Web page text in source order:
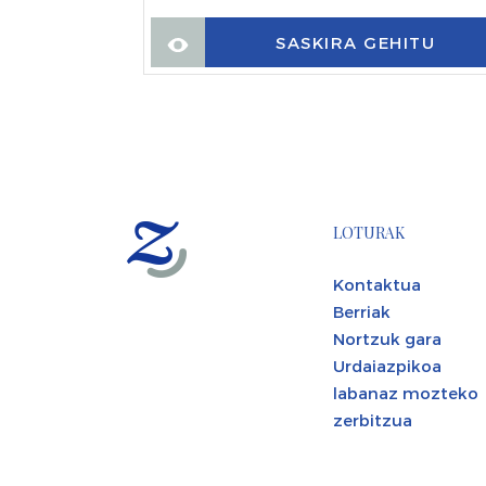
SASKIRA GEHITU
LOTURAK
Kontaktua
Berriak
Nortzuk gara
Urdaiazpikoa
labanaz mozteko
zerbitzua